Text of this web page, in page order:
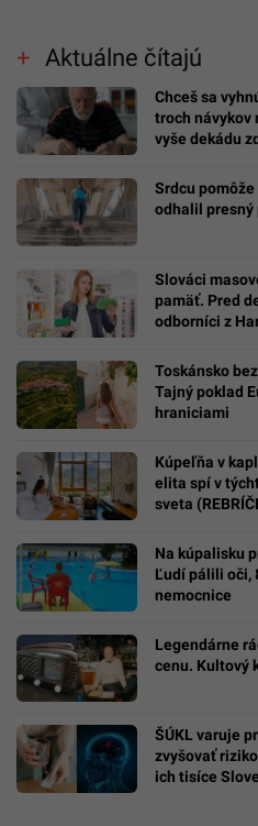
Aktuálne čítajú
Chceš sa
troch návykov
vyše dekádu
Srdcu
odhalil presný
Slováci
pamäť. Pred
odborníci z
Toskánsko
Tajný poklad
hraniciami
Kúpeľňa v
elita spí v
sveta
Na kúpalisku
Ľudí pálili oči,
nemocnice
Legendárne
cenu. Kultový
ŠÚKL varuje
zvyšovať
ich tisíce